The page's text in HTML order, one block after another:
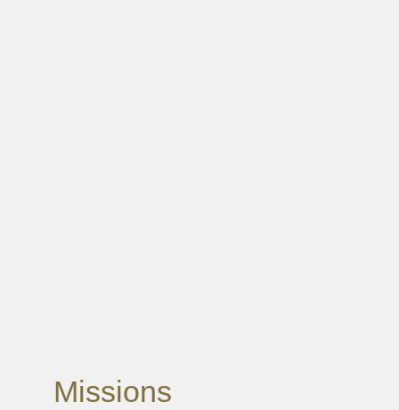
Missions